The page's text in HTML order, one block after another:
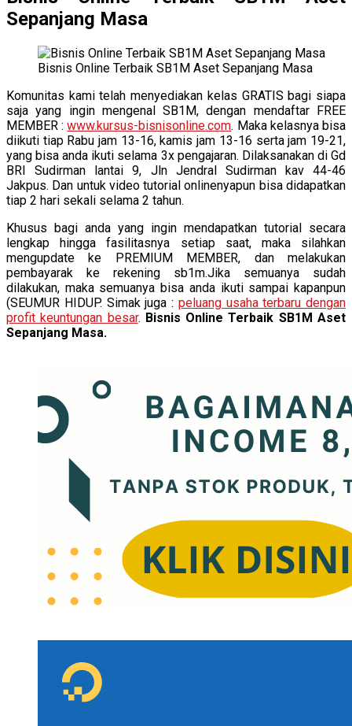
Sepanjang Masa
Bisnis Online Terbaik SB1M Aset Sepanjang Masa
Komunitas kami telah menyediakan kelas GRATIS bagi siapa
saja yang ingin mengenal SB1M, dengan mendaftar FREE
MEMBER :www.kursus-bisnisonline.com. Maka kelasnya bisa
diikuti tiap Rabu jam 13-16, kamis jam 13-16 serta jam 19-21,
yang bisa anda ikuti selama 3x pengajaran. Dilaksanakan di Gd
BRI Sudirman lantai 9, Jln Jendral Sudirman kav 44-46
Jakpus. Dan untuk video tutorial onlinenyapun bisa didapatkan
tiap 2 hari sekali selama 2 tahun.
Khusus bagi anda yang ingin mendapatkan tutorial secara
lengkap hingga fasilitasnya setiap saat, maka silahkan
mengupdate ke PREMIUM MEMBER, dan melakukan
pembayarak ke rekening sb1m.Jika semuanya sudah
dilakukan, maka semuanya bisa anda ikuti sampai kapanpun
(SEUMUR HIDUP. Simak juga : peluang usaha terbaru dengan
profit keuntungan besar. Bisnis Online Terbaik SB1M Aset
Sepanjang Masa.